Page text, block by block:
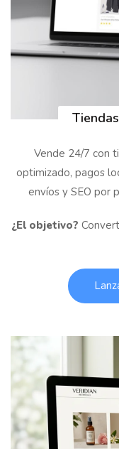
Vende 24/7 con
optimizado, pagos
envíos y SEO por
¿El objetivo?